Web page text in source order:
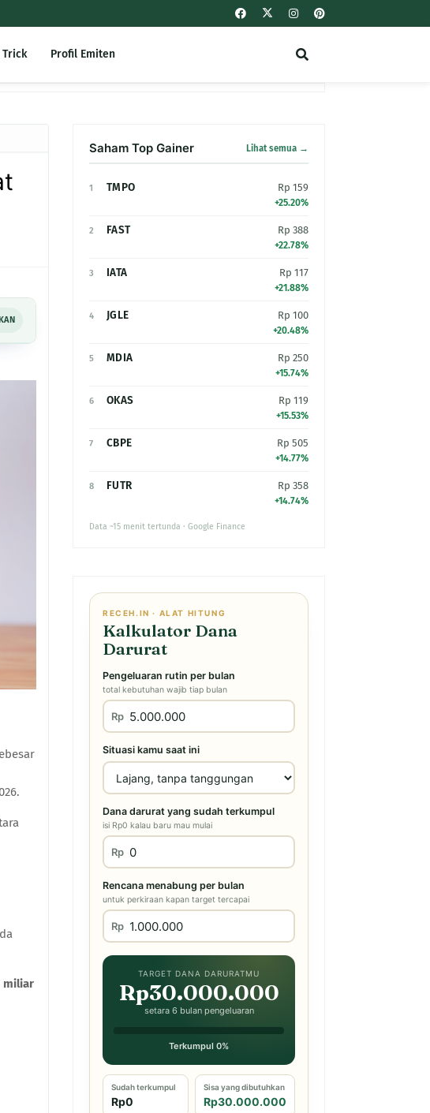
Trick Profil Emiten
miliar
Saham Top Gainer Lihat semua →
1 TMPO Rp 159
+25.20%
2 FAST Rp 388
+22.78%
3 IATA Rp 117
+21.88%
4 JGLE Rp 100
+20.48%
5 MDIA Rp 250
+15.74%
6 OKAS Rp 119
+15.53%
7 CBPE Rp 505
+14.77%
8 FUTR Rp 358
+14.74%
Data ~15 menit tertunda · Google Finance
RECEH.IN · ALAT HITUNG
Kalkulator Dana
Darurat
Pengeluaran rutin per bulan
total kebutuhan wajib tiap bulan
Rp
Situasi kamu saat ini
Dana darurat yang sudah terkumpul
isi Rp0 kalau baru mau mulai
Rp
Rencana menabung per bulan
untuk perkiraan kapan target tercapai
Rp
TARGET DANA DARURATMU
Rp30.000.000
setara 6 bulan pengeluaran
Terkumpul 0%
Sudah terkumpul
Rp0
Sisa yang dibutuhkan
Rp30.000.000